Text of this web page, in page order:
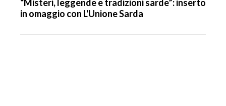
“Misteri, leggende e tradizioni sarde”: inserto
in omaggio con L'Unione Sarda